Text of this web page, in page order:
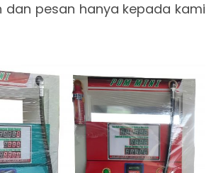
dan pesan hanya kepada kami